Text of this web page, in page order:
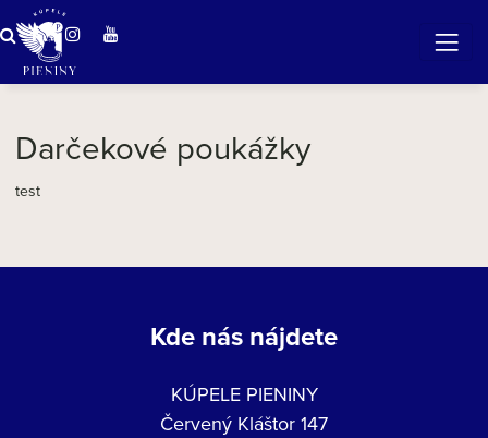
Darčekové poukážky
test
Kde nás nájdete
KÚPELE PIENINY
Červený Kláštor 147